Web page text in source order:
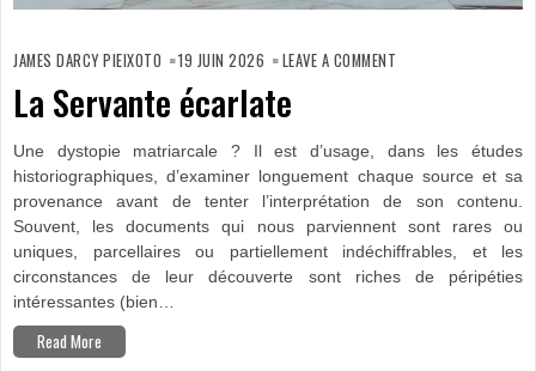
JAMES DARCY PIEIXOTO 19 JUIN 2026 LEAVE A COMMENT
La Servante écarlate
Une dystopie matriarcale ? Il est d’usage, dans les études
historiographiques, d’examiner longuement chaque source et sa
provenance avant de tenter l’interprétation de son contenu.
Souvent, les documents qui nous parviennent sont rares ou
uniques, parcellaires ou partiellement indéchiffrables, et les
circonstances de leur découverte sont riches de péripéties
intéressantes (bien…
Read More